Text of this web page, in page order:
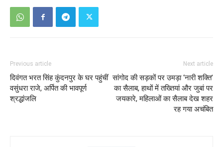
Previous article
दिवंगत भरत सिंह कुंदनपुर के घर पहुंचीं
वसुंधरा राजे, अर्पित की भावपूर्ण
श्रद्धांजलि
Next article
सांगोद की सड़कों पर उमड़ा ‘नारी शक्ति’
का सैलाब, हाथों में तख्तियां और जुबां पर
जयकारे, महिलाओं का सैलाब देख शहर
रह गया अचंबित